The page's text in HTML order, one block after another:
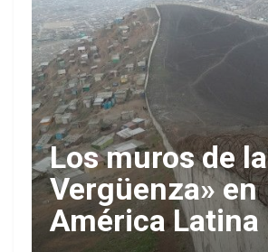
Los muros de la
Vergüenza» en
América Latina